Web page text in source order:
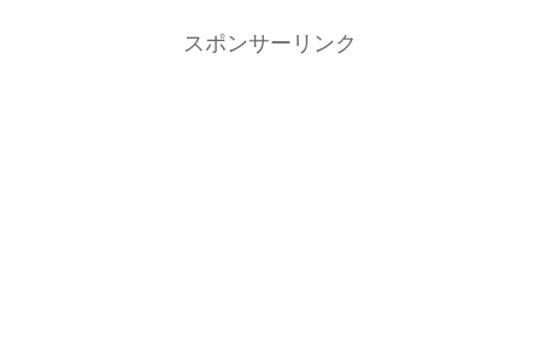
スポンサーリンク